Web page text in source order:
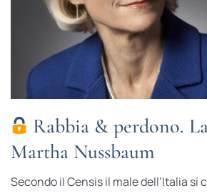
Rabbia & perdono.
Martha Nussbaum
Secondo il Censis il male dell’Italia si